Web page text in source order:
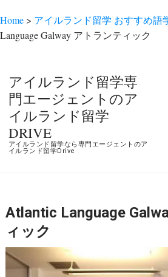
Home > アイルランド留学 おすすめ語
Language Galway アトランティック
へ
(Enter
す)
アイルランド留学専
門エージェントのア
イルランド留学
DRIVE
アイルランド留学なら専門エージェントのア
イルランド留学Drive
Atlantic Language
ィック